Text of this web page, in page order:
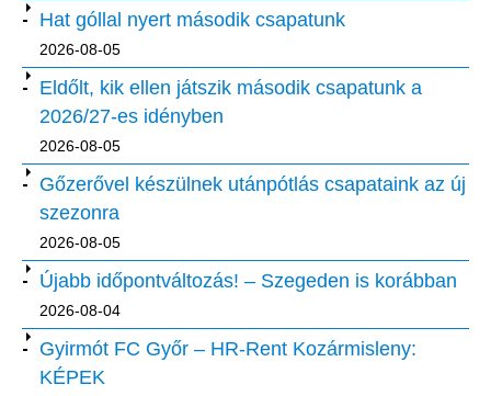
Hat góllal nyert második csapatunk
2026-08-05
Eldőlt, kik ellen játszik második csapatunk a
2026/27-es idényben
2026-08-05
Gőzerővel készülnek utánpótlás csapataink az új
szezonra
2026-08-05
Újabb időpontváltozás! – Szegeden is korábban
2026-08-04
Gyirmót FC Győr – HR-Rent Kozármisleny:
KÉPEK